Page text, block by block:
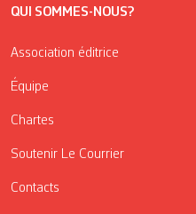
QUI SOMMES-NOUS?
Association éditrice
Équipe
Chartes
Soutenir Le Courrier
Contacts